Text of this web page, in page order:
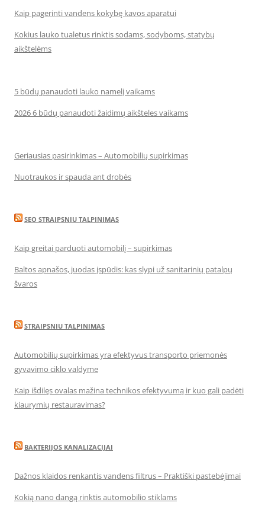
Kaip pagerinti vandens kokybę kavos aparatui
Kokius lauko tualetus rinktis sodams, sodyboms, statybų
aikštelėms
5 būdų panaudoti lauko namelį vaikams
2026 6 būdų panaudoti žaidimų aikšteles vaikams
Geriausias pasirinkimas – Automobilių supirkimas
Nuotraukos ir spauda ant drobės
SEO STRAIPSNIU TALPINIMAS
Kaip greitai parduoti automobilį – supirkimas
Baltos apnašos, juodas įspūdis: kas slypi už sanitarinių patalpų
švaros
STRAIPSNIU TALPINIMAS
Automobilių supirkimas yra efektyvus transporto priemonės
gyvavimo ciklo valdyme
Kaip išdilęs ovalas mažina technikos efektyvumą ir kuo gali padėti
kiaurymių restauravimas?
BAKTERIJOS KANALIZACIJAI
Dažnos klaidos renkantis vandens filtrus – Praktiški pastebėjimai
Kokią nano dangą rinktis automobilio stiklams